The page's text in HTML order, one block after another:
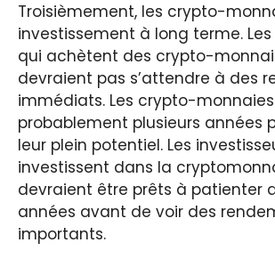
Troisièmement, les crypto-
investissement à long terme.
qui achètent des crypto-
devraient pas s’attendre à des
immédiats. Les crypto-
probablement plusieurs années
leur plein potentiel. Les
investissent dans la
devraient être prêts à patienter
années avant de voir des
importants.